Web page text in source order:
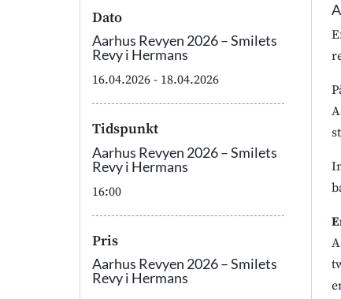
Dato
Aarhus Revyen 2026 – Smilets
Revy i Hermans
16.04.2026- 18.04.2026
Tidspunkt
Aarhus Revyen 2026 – Smilets
Revy i Hermans
16:00
Pris
Aarhus Revyen 2026 – Smilets
Revy i Hermans